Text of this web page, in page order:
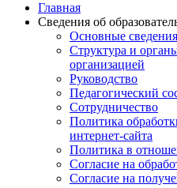
Главная
Сведения об
Основные сведения
Структура и
организацией
Руководство
Педагогический
Сотрудничество
Политика
интернет-сайта
Политика в
Согласие на
Согласие на